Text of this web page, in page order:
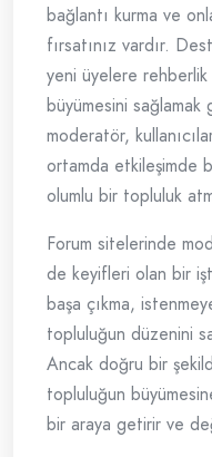
bağlantı kurma ve
fırsatınız vardır.
yeni üyelere
büyümesini
moderatör,
ortamda etkileşimde
olumlu bir topluluk
Forum sitelerinde
de keyifleri olan bir
başa çıkma,
topluluğun düzenini
Ancak doğru bir
topluluğun
bir araya getirir ve